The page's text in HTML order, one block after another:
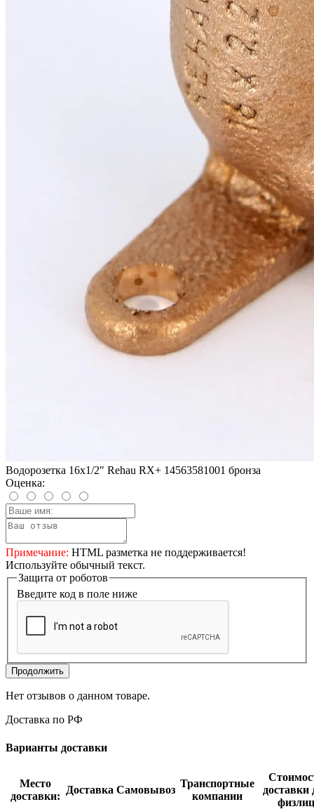
Водорозетка 16x1/2" Rehau RX+ 14563581001 бронза
Оценка:
Примечание: HTML разметка не поддерживается!
Используйте обычный текст.
Защита от роботов
Введите код в поле ниже
Продолжить
Нет отзывов о данном товаре.
Доставка по РФ
Варианты доставки
Место
доставки:
Доставка Самовывоз
Транспортные
компании
доставки
физлиц